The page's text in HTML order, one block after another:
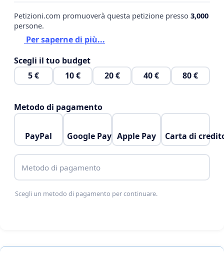
Petizioni.com promuoverà questa petizione presso 3,000
persone.
Per saperne di più...
Scegli il tuo budget
5 €
10 € 20 € 40 € 80 €
Metodo di pagamento
PayPal Google Pay Apple Pay Carta di
Metodo di pagamento
Scegli un metodo di pagamento per continuare.